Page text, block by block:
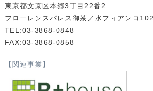
東京都文京区本郷3丁目22番2
フローレンスパレス御茶ノ水フィアンコ102
TEL:03-3868-0848
FAX:03-3868-0858
【関連事業】